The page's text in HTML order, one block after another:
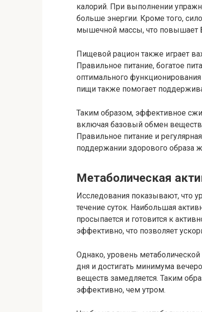
калорий. При выполнении
больше энергии. Кроме того,
мышечной массы, что повышает
Пищевой рацион также играет
Правильное питание, богатое
оптимального
пищи также помогает
Таким образом, эффективное
включая базовый обмен
Правильное питание и
поддержании здорового образа
Метаболическая
Исследования показывают, что
течение суток. Наибольшая
просыпается и готовится к
эффективно, что позволяет
Однако, уровень
дня и достигать минимума
веществ замедляется. Таким
эффективно, чем утром.